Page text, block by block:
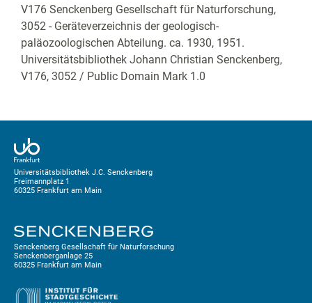
V176 Senckenberg Gesellschaft für Naturforschung,
3052 - Geräteverzeichnis der geologisch-
paläozoologischen Abteilung. ca. 1930, 1951.
Universitätsbibliothek Johann Christian Senckenberg,
V176, 3052 / Public Domain Mark 1.0
Universitätsbibliothek J.C. Senckenberg
Freimannplatz 1
60325 Frankfurt am Main
Senckenberg Gesellschaft für Naturforschung
Senckenberganlage 25
60325 Frankfurt am Main